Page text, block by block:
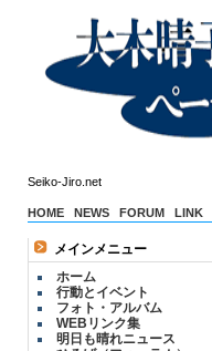
Seiko-Jiro.net
HOME NEWS FORUM LINK
メインメニュー
ホーム
行動とイベント
フォト・アルバム
WEBリンク集
明日も晴れニュース